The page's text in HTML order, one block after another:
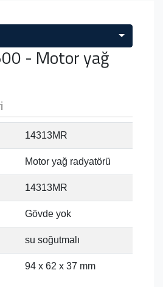
- Motor yağ
14313MR
Motor yağ radyatörü
14313MR
Gövde yok
su soğutmalı
94 x 62 x 37 mm